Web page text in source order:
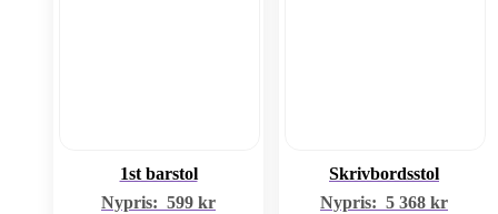
1st barstol
Nypris: 599 kr
Skrivbordsstol
Nypris: 5 368 kr